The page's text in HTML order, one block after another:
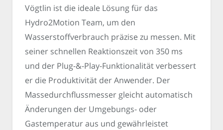
Vögtlin ist die ideale Lösung für das
Hydro2Motion Team, um den
Wasserstoffverbrauch präzise zu messen. Mit
seiner schnellen Reaktionszeit von 350 ms
und der Plug-&-Play-Funktionalität verbessert
er die Produktivität der Anwender. Der
Massedurchflussmesser gleicht automatisch
Änderungen der Umgebungs- oder
Gastemperatur aus und gewährleistet